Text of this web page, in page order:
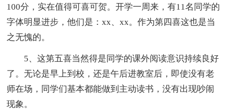
100分，实在值得可喜可贺。开学一周来，有11名同学的
字体明显进步，他们是：xx、xx。作为第四喜这也是当
之无愧的。
5、这第五喜当然得是同学的课外阅读意识持续良好
了。无论是早上到校，还是午后进教室后，即使没有老
师在场，同学们基本都能做到主动读书，没有出现吵闹
现象。